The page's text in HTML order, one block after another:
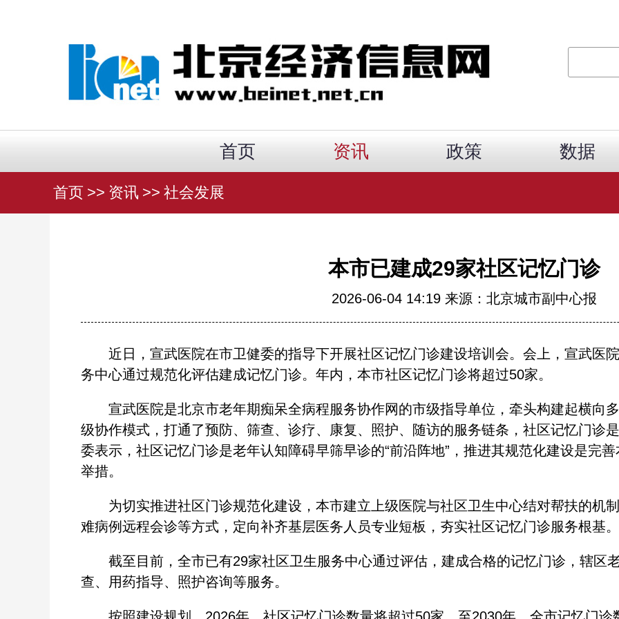
首页 资讯 政策 数据
首页 >> 资讯 >> 社会发展
本市已建成29家社区记忆门诊
2026-06-04 14:19 来源：北京城市副中心报
近日，宣武医院在市卫健委的指导下开展社区记忆门诊建设培训会。会上，宣武医
务中心通过规范化评估建成记忆门诊。年内，本市社区记忆门诊将超过50家。
宣武医院是北京市老年期痴呆全病程服务协作网的市级指导单位，牵头构建起横向
级协作模式，打通了预防、筛查、诊疗、康复、照护、随访的服务链条，社区记忆门诊
委表示，社区记忆门诊是老年认知障碍早筛早诊的“前沿阵地”，推进其规范化建设是完
举措。
为切实推进社区门诊规范化建设，本市建立上级医院与社区卫生中心结对帮扶的机
难病例远程会诊等方式，定向补齐基层医务人员专业短板，夯实社区记忆门诊服务根基。
截至目前，全市已有29家社区卫生服务中心通过评估，建成合格的记忆门诊，辖区
查、用药指导、照护咨询等服务。